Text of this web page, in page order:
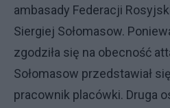
ambasady Federacji
Siergiej Sołomasow.
zgodziła się na obecność
Sołomasow przedstawiał
pracownik placówki. Druga